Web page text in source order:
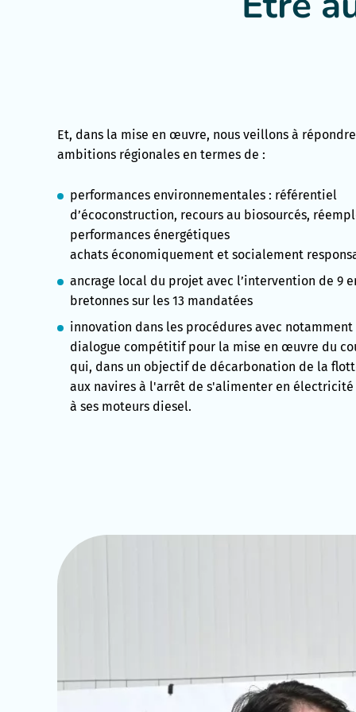
Et, dans la mise en œuvre, nous veillons à
ambitions régionales en termes de :
performances environnementales : référentiel
d’écoconstruction, recours au biosourcés,
performances énergétiques
achats économiquement et socialement
ancrage local du projet avec l’intervention de 9
bretonnes sur les 13 mandatées
innovation dans les procédures avec notamment
dialogue compétitif pour la mise en œuvre du
qui, dans un objectif de décarbonation de la
aux navires à l'arrêt de s'alimenter en électricité
à ses moteurs diesel.